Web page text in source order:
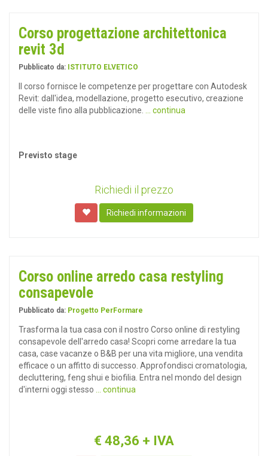
Corso progettazione architettonica
revit 3d
Pubblicato da: ISTITUTO ELVETICO
Il corso fornisce le competenze per progettare con Autodesk
Revit: dall'idea, modellazione, progetto esecutivo, creazione
delle viste fino alla pubblicazione.
... continua
Previsto stage
Richiedi il prezzo
Richiedi informazioni
Corso online arredo casa restyling
consapevole
Pubblicato da: Progetto PerFormare
Trasforma la tua casa con il nostro Corso online di restyling
consapevole dell'arredo casa! Scopri come arredare la tua
casa, case vacanze o B&B per una vita migliore, una vendita
efficace o un affitto di successo. Approfondisci cromatologia,
decluttering, feng shui e biofilia. Entra nel mondo del design
d'interni oggi stesso
... continua
€ 48,36 + IVA